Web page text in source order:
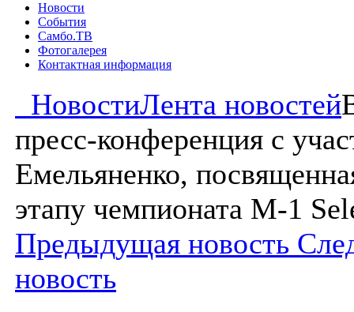
Новости
События
Самбо.ТВ
Фотогалерея
Контактная информация
НовостиЛента новостей
пресс-конференция с
Емельяненко,
этапу чемпионата M-1
Предыдущая новость
новость